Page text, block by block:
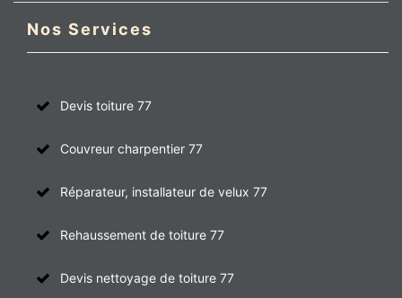
Nos Services
Devis toiture 77
Couvreur charpentier 77
Réparateur, installateur de velux 77
Rehaussement de toiture 77
Devis nettoyage de toiture 77